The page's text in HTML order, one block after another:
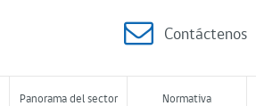
Contáctenos
Panorama del sector Normativa